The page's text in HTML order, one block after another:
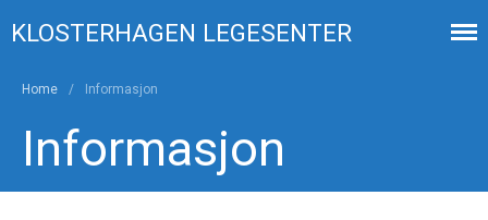
Kontakt
KLOSTERHAGEN LEGESENTER
Home / Informasjon
Informasjon